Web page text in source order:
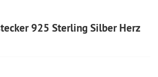
925 Sterling Silber Herz